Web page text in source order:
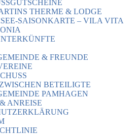
THERME & LODGE
SAISONKARTE – VILA VITA
& FREUNDE
BETEILIGTE
PAMHAGEN
ANREISE